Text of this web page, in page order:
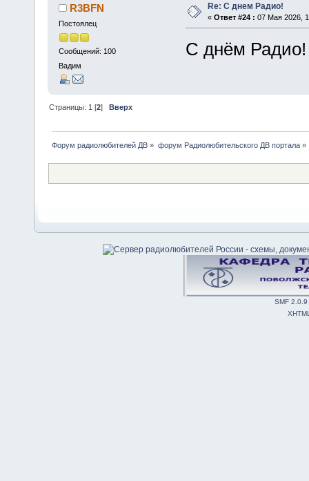
R3BFN
Постоялец
Сообщений: 100
Вадим
Re: С днем Радио!
« Ответ #24 : 07 Мая 2026,
С днём Радио!
Страницы: 1 [2] Вверх
Форум радиолюбителей ДВ » форум Радиолюбительского ДВ портала»
SMF 2.0.9